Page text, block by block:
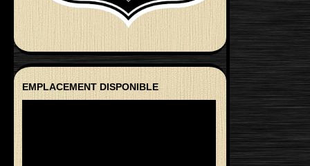
EMPLACEMENT DISPONIBLE